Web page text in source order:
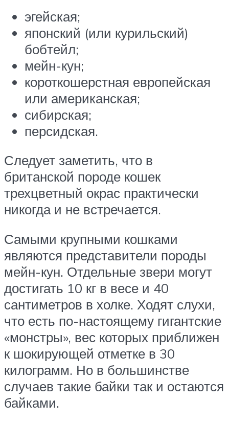
эгейская;
японский (или курильский)
бобтейл;
мейн-кун;
короткошерстная европейская
или американская;
сибирская;
персидская.
Следует заметить, что в
британской породе кошек
трехцветный окрас практически
никогда и не встречается.
Самыми крупными кошками
являются представители породы
мейн-кун. Отдельные звери могут
достигать 10 кг в весе и 40
сантиметров в холке. Ходят слухи,
что есть по-настоящему гигантские
«монстры», вес которых приближен
к шокирующей отметке в 30
килограмм. Но в большинстве
случаев такие байки так и остаются
байками.